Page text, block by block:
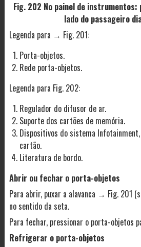
Fig. 202 No painel de
lado do passageiro
Legenda para → Fig. 201:
Porta-objetos.
Rede porta-objetos.
Legenda para Fig. 202:
Regulador do difusor de ar.
Suporte dos cartões de memória.
Dispositivos do sistema
cartão.
Literatura de bordo.
Abrir ou fechar o porta-objetos
Para abrir, puxar a alavanca → Fig. 201
no sentido da seta.
Para fechar, pressionar o porta-objetos
Refrigerar o porta-objetos